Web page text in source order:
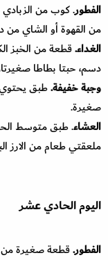
الفطور. كوب من الزبادي
من القهوة أو الشاي من
الغداء.قطعة من الخبز
دسم، حبتا بطاطا
وجبة خفيفة.طبق
صغيرة.
العشاء. طبق متوسط
ملعقتي طعام من الارز
اليوم الحادي عشر
الفطور.قطعة صغيرة من